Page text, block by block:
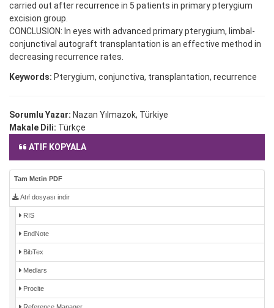
carried out after recurrence in 5 patients in primary pterygium
excision group.
CONCLUSION: In eyes with advanced primary pterygium, limbal-
conjunctival autograft transplantation is an effective method in
decreasing recurrence rates.
Keywords: Pterygium, conjunctiva, transplantation, recurrence
Sorumlu Yazar: Nazan Yılmazok, Türkiye
Makale Dili: Türkçe
ATIF KOPYALA
Tam Metin PDF
Atıf dosyası indir
RIS
EndNote
BibTex
Medlars
Procite